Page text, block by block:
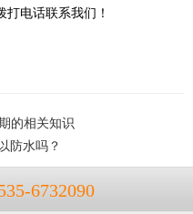
电话联系我们！
的相关知识
防水吗？
6732090